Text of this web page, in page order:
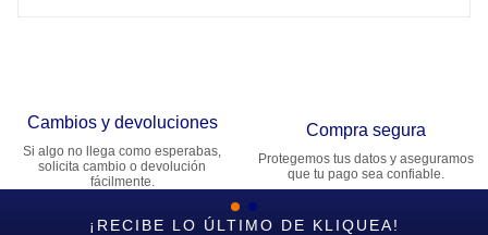
Cambios y devoluciones
Si algo no llega como esperabas,
solicita cambio o devolución
fácilmente.
Compra segura
Protegemos tus datos y aseguramos
que tu pago sea confiable.
¡RECIBE LO ÚLTIMO DE KLIQUEA!